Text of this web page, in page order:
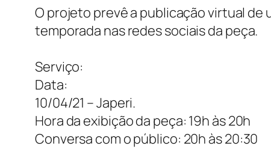
O projeto prevê a publicação virtual
temporada nas redes sociais da peça.
Serviço:
Data:
10/04/21 – Japeri.
Hora da exibição da peça: 19h às 20h
Conversa com o público: 20h às 20:30